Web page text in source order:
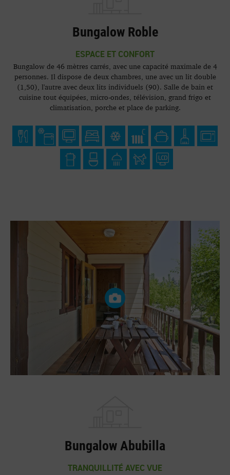
Bungalow Roble
ESPACE ET CONFORT
Bungalow de 46 mètres carrés, avec une capacité maximale de 4
personnes. Il dispose de deux chambres, une avec un lit double
(1,50), l'autre avec deux lits individuels (90). Salle de bain et
cuisine tout équipées, micro-ondes, télévision, grand frigo et
climatisation, porche et place de parking.
Bungalow Abubilla
TRANQUILLITÉ AVEC VUE